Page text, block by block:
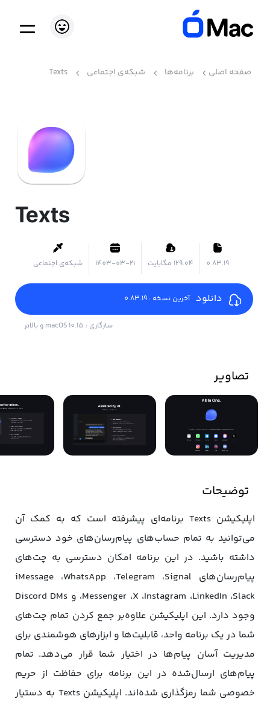
صفحه اصلی برنامه‌ها شبکه‌ی اجتماعی Texts
Texts
0.83.19 ۱۲۹.۰۴ مگابایت 1403-03-21 شبکه‌ی اجتماعی
دانلود آخرین نسخه : 0.83.19
سازگاری : macOS 10.15 و بالاتر
تصاویر
توضیحات
اپلیکیشن Texts برنامه‌ای پیشرفته است که به کمک آن
می‌توانید به تمام حساب‌های پیام‌رسان‌های خود دسترسی
داشته باشید. در این برنامه امکان دسترسی به چت‌های
پیام‌رسان‌های iMessage ،WhatsApp ،Telegram ،Signal
،Messenger ،X ،Instagram ،LinkedIn ،Slack و Discord DMs
وجود دارد. این اپلیکیشن علاوه‌بر جمع کردن تمام چت‌های
شما در یک برنامه واحد، قابلیت‌ها و ابزارهای هوشمندی برای
مدیریت آسان پیام‌ها در اختیار شما قرار می‌دهد. تمام
پیام‌های ارسال‌شده در این برنامه برای حفاظت از حریم‌
خصوصی شما رمزگذاری شده‌اند. اپلیکیشن Texts به دستیار